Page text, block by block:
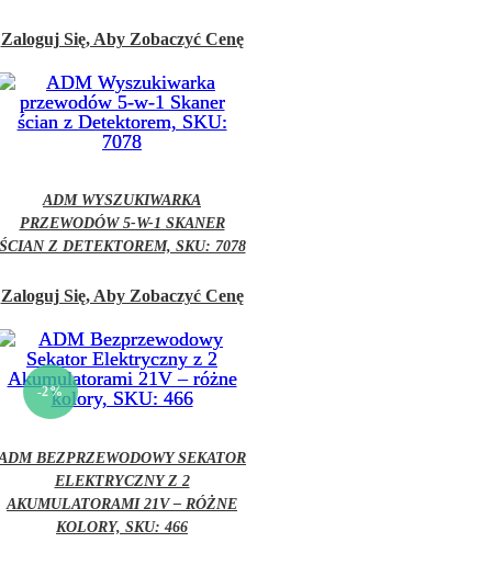
Zaloguj Się, Aby Zobaczyć Cenę
ADM WYSZUKIWARKA
PRZEWODÓW 5-W-1 SKANER
Z DETEKTOREM, SKU: 7078
Zaloguj Się, Aby Zobaczyć Cenę
-2%
BEZPRZEWODOWY SEKATOR
ELEKTRYCZNY Z 2
AKUMULATORAMI 21V – RÓŻNE
KOLORY, SKU: 466